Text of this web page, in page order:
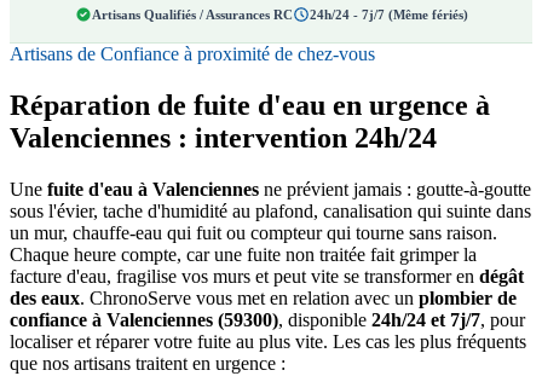
Artisans Qualifiés / Assurances RC 24h/24 - 7j/7 (Même fériés)
Artisans de Confiance à proximité de chez-vous
Réparation de fuite d'eau en urgence à
Valenciennes : intervention 24h/24
Une fuite d'eau à Valenciennes ne prévient jamais : goutte-à-goutte
sous l'évier, tache d'humidité au plafond, canalisation qui suinte dans
un mur, chauffe-eau qui fuit ou compteur qui tourne sans raison.
Chaque heure compte, car une fuite non traitée fait grimper la
facture d'eau, fragilise vos murs et peut vite se transformer en dégât
des eaux. ChronoServe vous met en relation avec un plombier de
confiance à Valenciennes (59300), disponible 24h/24 et 7j/7, pour
localiser et réparer votre fuite au plus vite. Les cas les plus fréquents
que nos artisans traitent en urgence :